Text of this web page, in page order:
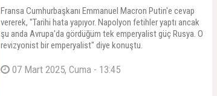
Fransa Cumhurbaşkanı Emmanuel Macron Putin'e cevap
vererek, "Tarihi hata yapıyor. Napolyon fetihler yaptı ancak
şu anda Avrupa'da gördüğüm tek emperyalist güç Rusya. O
revizyonist bir emperyalist" diye konuştu.
07 Mart 2025, Cuma - 13:45